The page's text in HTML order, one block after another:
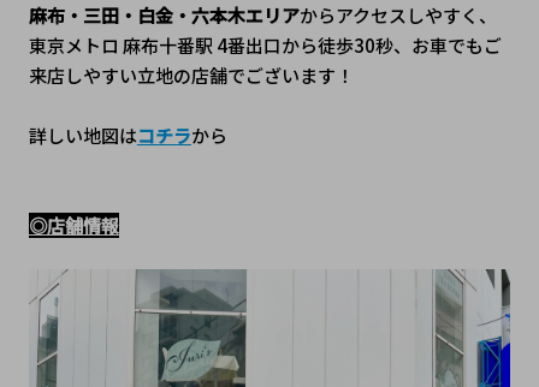
麻布・三田・白金・六本木エリアからアクセスしやすく、
東京メトロ 麻布十番駅 4番出口から徒歩30秒、﻿お車でもご
来店しやすい立地の店舗でございます！
詳しい地図はコチラから
◎店舗情報